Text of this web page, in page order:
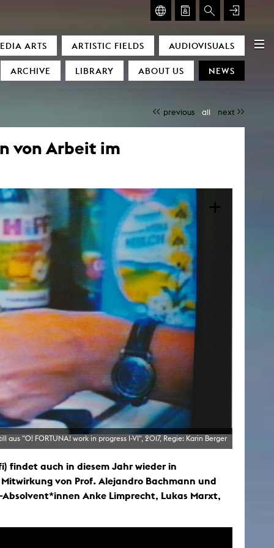
ARTS ARTISTIC FIELDS AUDIOVISUALS
ARCHIVE LIBRARY ABOUT US NEWS
previous all next
von Arbeit im
+
aus "O! FORTUNA! work in progress I-VI", 2017, Regie: Karin Berger
findet auch in diesem Jahr wieder in
von Prof. Alejandro Bachmann und
Anke Limprecht, Lukas Marxt,
Glasmoog – Room for Art & Discourse